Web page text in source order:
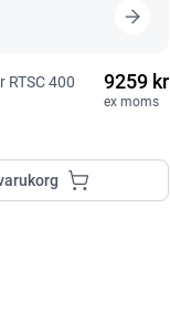
RTSC 400
9259 kr
ex moms